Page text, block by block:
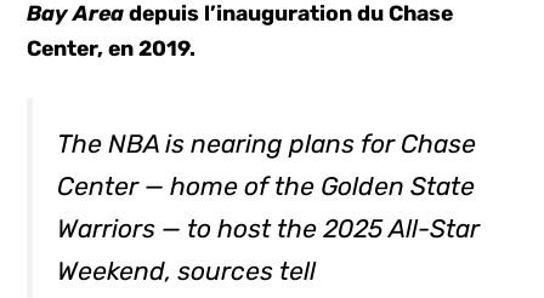
Bay Area depuis l’inauguration du Chase
Center, en 2019.
The NBA is nearing plans for Chase
Center — home of the Golden State
Warriors — to host the 2025 All-Star
Weekend, sources tell